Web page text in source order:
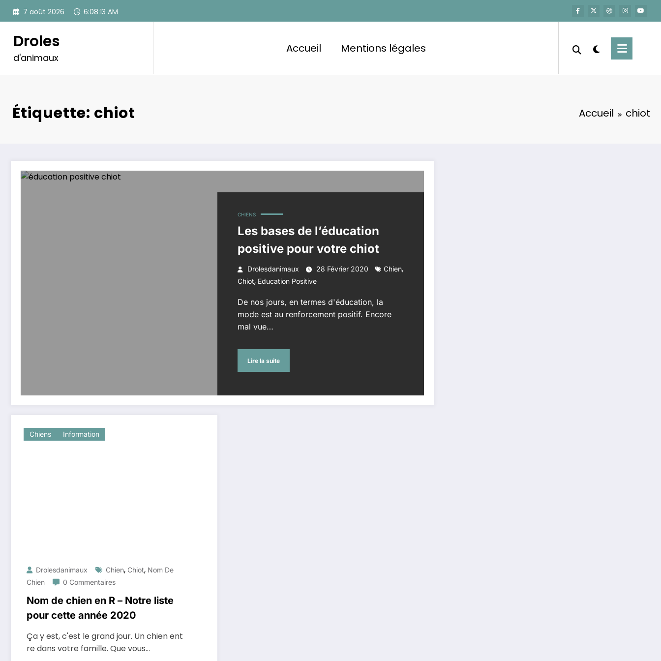
Aller
7 août 2026 6:08:13 AM
Droles
d'animaux
Accueil Mentions légales
Étiquette: chiot Accueil chiot
CHIENS
Les bases de l’éducation
positive pour votre chiot
Drolesdanimaux 28 Février 2020 Chien,
Chiot, Education Positive
De nos jours, en termes d'éducation, la
mode est au renforcement positif. Encore
mal vue…
Lire la suite
Chiens Information
Drolesdanimaux Chien, Chiot, Nom De
Chien
0 Commentaires
Nom de chien en R – Notre liste
pour cette année 2020
Ça y est, c'est le grand jour. Un chien ent
re dans votre famille. Que vous…